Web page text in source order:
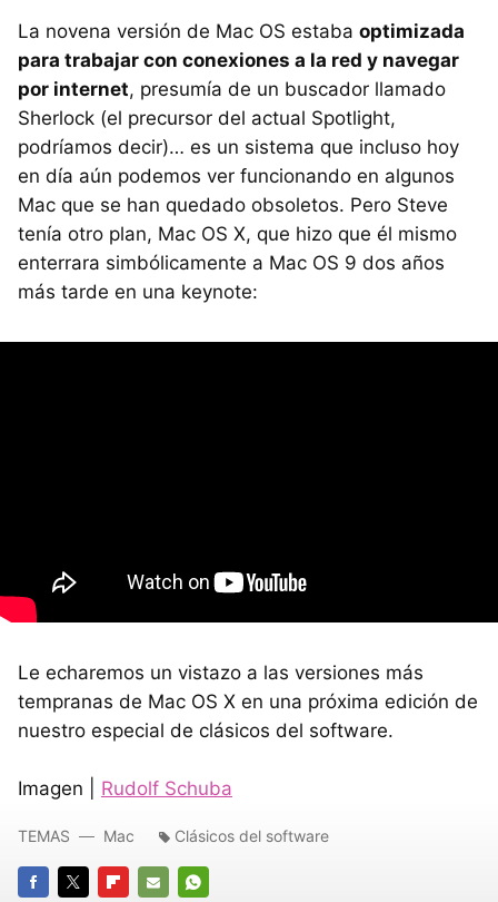
La novena versión de Mac OS estaba optimizada
para trabajar con conexiones a la red y navegar
por internet, presumía de un buscador llamado
Sherlock (el precursor del actual Spotlight,
podríamos decir)… es un sistema que incluso hoy
en día aún podemos ver funcionando en algunos
Mac que se han quedado obsoletos. Pero Steve
tenía otro plan, Mac OS X, que hizo que él mismo
enterrara simbólicamente a Mac OS 9 dos años
más tarde en una keynote:
Le echaremos un vistazo a las versiones más
tempranas de Mac OS X en una próxima edición de
nuestro especial de clásicos del software.
Imagen | Rudolf Schuba
TEMAS Mac Clásicos del software